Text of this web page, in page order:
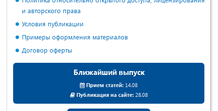
и авторского права
Условия публикации
Примеры оформления материалов
Договор оферты
Ближайший выпуск
Прием статей: 14.08
Публикация на сайте:28.08